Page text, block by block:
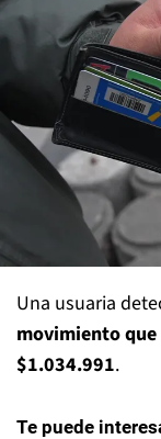
Una usuaria
movimiento
$1.034.991.
Te puede